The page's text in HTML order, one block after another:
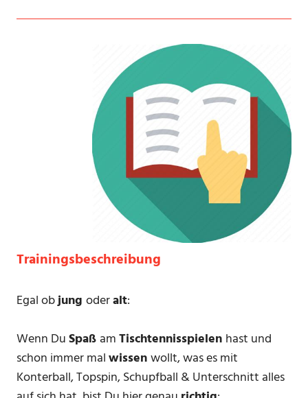
Trainingsbeschreibung
Egal objung oderalt:
Wenn DuSpaß amTischtennisspielen hast und
schon immer malwissenwollt, was es mit
Konterball, Topspin, Schupfball & Unterschnitt alles